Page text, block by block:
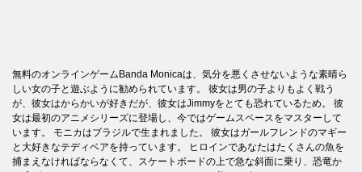
無料のオンラインゲームBanda Monicaは、気分を悪くさせないような素晴ら
しい女の子と遊ぶように勧められています。 彼女は男の子よりもよく戦う
が、彼女はからかいが好きだが、彼女はJimmyをとても恐れているため。 彼
女は最初のアニメシリーズに登場し、今ではゲームスペースをマスターして
います。 モニカはブラジルで生まれました。 彼女はガールフレンドのマギー
と大好きなテディベアを持っています。 ヒロインであなたはたくさんの魚を
捕まえなければならなくて、スケートボードの上で急な斜面に乗り、恐竜か